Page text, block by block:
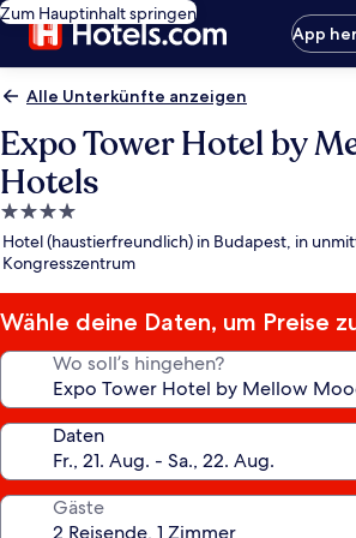
Zum Hauptinhalt springen
App
Alle Unterkünfte anzeigen
Expo Tower Hotel by
Hotels
4.0-
Sterne-
Unterkunft
Hotel (haustierfreundlich) in Budapest, in
Kongresszentrum
Wähle deine Daten, um Preise
Wo soll’s hingehen?
Daten
Gäste